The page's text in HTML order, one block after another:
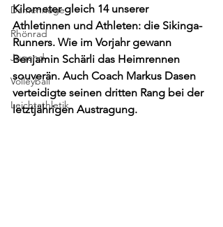
Damenriege
Rhönrad
Jugend
Volleyball
Leichtathletik
Kilometer gleich 14 unserer
Athletinnen und Athleten: die Sikinga-
Runners. Wie im Vorjahr gewann
Benjamin Schärli das Heimrennen
souverän. Auch Coach Markus Dasen
verteidigte seinen dritten Rang bei der
letztjährigen Austragung.